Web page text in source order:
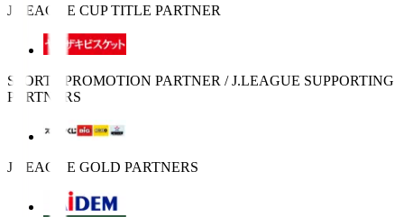
J.LEAGUE CUP TITLE PARTNER
SPORTS PROMOTION PARTNER / J.LEAGUE SUPPORTING
PARTNERS
J.LEAGUE GOLD PARTNERS